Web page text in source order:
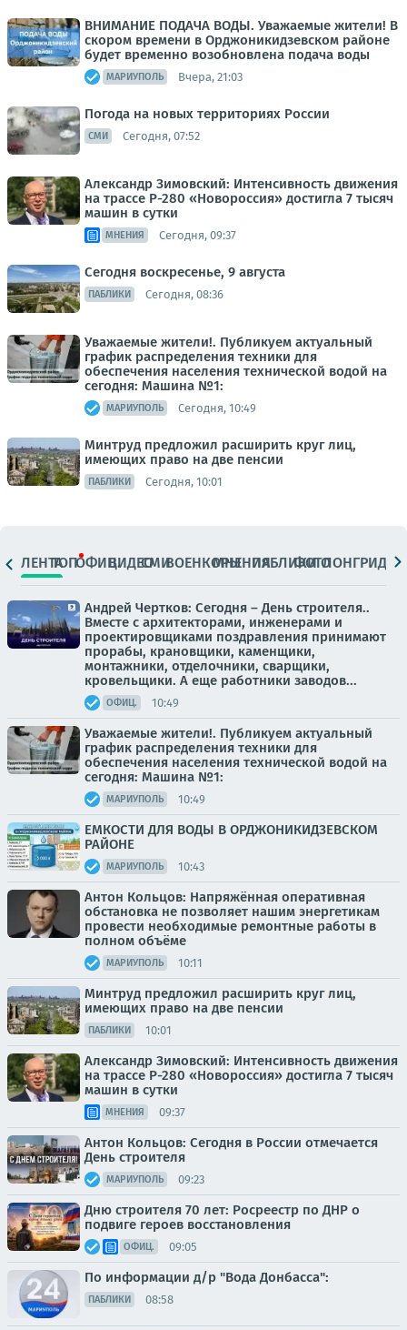
ВНИМАНИЕ ПОДАЧА ВОДЫ. Уважаемые жители! В
скором времени в Орджоникидзевском районе
будет временно возобновлена подача воды
МАРИУПОЛЬ Вчера, 21:03
Погода на новых территориях России
СМИ Сегодня, 07:52
Александр Зимовский: Интенсивность движения
на трассе Р-280 «Новороссия» достигла 7 тысяч
машин в сутки
МНЕНИЯ Сегодня, 09:37
Сегодня воскресенье, 9 августа
ПАБЛИКИ Сегодня, 08:36
Уважаемые жители!. Публикуем актуальный
график распределения техники для
обеспечения населения технической водой на
сегодня: Машина №1:
МАРИУПОЛЬ Сегодня, 10:49
Минтруд предложил расширить круг лиц,
имеющих право на две пенсии
ПАБЛИКИ Сегодня, 10:01
ЛЕНТАТОПОФИЦ.ВИДЕОСМИВОЕНКОРЫМНЕНИЯПАБЛИКИ
ФОТОЛОНГРИДЫ
Андрей Чертков: Сегодня – День строителя..
Вместе с архитекторами, инженерами и
проектировщиками поздравления принимают
прорабы, крановщики, каменщики,
монтажники, отделочники, сварщики,
кровельщики. А еще работники заводов...
ОФИЦ. 10:49
Уважаемые жители!. Публикуем актуальный
график распределения техники для
обеспечения населения технической водой на
сегодня: Машина №1:
МАРИУПОЛЬ 10:49
ЕМКОСТИ ДЛЯ ВОДЫ В ОРДЖОНИКИДЗЕВСКОМ
РАЙОНЕ
МАРИУПОЛЬ 10:43
Антон Кольцов: Напряжённая оперативная
обстановка не позволяет нашим энергетикам
провести необходимые ремонтные работы в
полном объёме
МАРИУПОЛЬ 10:11
Минтруд предложил расширить круг лиц,
имеющих право на две пенсии
ПАБЛИКИ 10:01
Александр Зимовский: Интенсивность движения
на трассе Р-280 «Новороссия» достигла 7 тысяч
машин в сутки
МНЕНИЯ 09:37
Антон Кольцов: Сегодня в России отмечается
День строителя
МАРИУПОЛЬ 09:23
Дню строителя 70 лет: Росреестр по ДНР о
подвиге героев восстановления
ОФИЦ. 09:05
По информации д/р "Вода Донбасса":
ПАБЛИКИ 08:58